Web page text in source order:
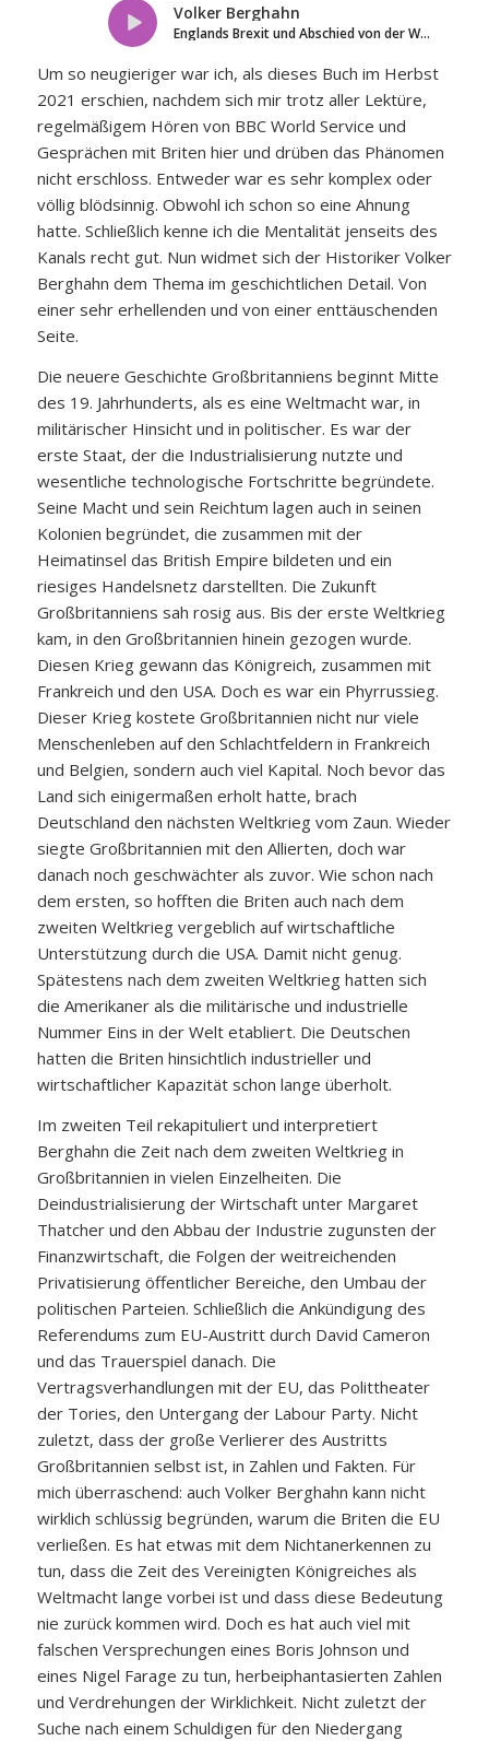
Volker Berghahn
Englands Brexit und Abschied von der Welt
Um so neugieriger war ich, als dieses Buch im Herbst
2021 erschien, nachdem sich mir trotz aller Lektüre,
regelmäßigem Hören von BBC World Service und
Gesprächen mit Briten hier und drüben das Phänomen
nicht erschloss. Entweder war es sehr komplex oder
völlig blödsinnig. Obwohl ich schon so eine Ahnung
hatte. Schließlich kenne ich die Mentalität jenseits des
Kanals recht gut. Nun widmet sich der Historiker Volker
Berghahn dem Thema im geschichtlichen Detail. Von
einer sehr erhellenden und von einer enttäuschenden
Seite.
Die neuere Geschichte Großbritanniens beginnt Mitte
des 19. Jahrhunderts, als es eine Weltmacht war, in
militärischer Hinsicht und in politischer. Es war der
erste Staat, der die Industrialisierung nutzte und
wesentliche technologische Fortschritte begründete.
Seine Macht und sein Reichtum lagen auch in seinen
Kolonien begründet, die zusammen mit der
Heimatinsel das British Empire bildeten und ein
riesiges Handelsnetz darstellten. Die Zukunft
Großbritanniens sah rosig aus. Bis der erste Weltkrieg
kam, in den Großbritannien hinein gezogen wurde.
Diesen Krieg gewann das Königreich, zusammen mit
Frankreich und den USA. Doch es war ein Phyrrussieg.
Dieser Krieg kostete Großbritannien nicht nur viele
Menschenleben auf den Schlachtfeldern in Frankreich
und Belgien, sondern auch viel Kapital. Noch bevor das
Land sich einigermaßen erholt hatte, brach
Deutschland den nächsten Weltkrieg vom Zaun. Wieder
siegte Großbritannien mit den Allierten, doch war
danach noch geschwächter als zuvor. Wie schon nach
dem ersten, so hofften die Briten auch nach dem
zweiten Weltkrieg vergeblich auf wirtschaftliche
Unterstützung durch die USA. Damit nicht genug.
Spätestens nach dem zweiten Weltkrieg hatten sich
die Amerikaner als die militärische und industrielle
Nummer Eins in der Welt etabliert. Die Deutschen
hatten die Briten hinsichtlich industrieller und
wirtschaftlicher Kapazität schon lange überholt.
Im zweiten Teil rekapituliert und interpretiert
Berghahn die Zeit nach dem zweiten Weltkrieg in
Großbritannien in vielen Einzelheiten. Die
Deindustrialisierung der Wirtschaft unter Margaret
Thatcher und den Abbau der Industrie zugunsten der
Finanzwirtschaft, die Folgen der weitreichenden
Privatisierung öffentlicher Bereiche, den Umbau der
politischen Parteien. Schließlich die Ankündigung des
Referendums zum EU-Austritt durch David Cameron
und das Trauerspiel danach. Die
Vertragsverhandlungen mit der EU, das Polittheater
der Tories, den Untergang der Labour Party. Nicht
zuletzt, dass der große Verlierer des Austritts
Großbritannien selbst ist, in Zahlen und Fakten. Für
mich überraschend: auch Volker Berghahn kann nicht
wirklich schlüssig begründen, warum die Briten die EU
verließen. Es hat etwas mit dem Nichtanerkennen zu
tun, dass die Zeit des Vereinigten Königreiches als
Weltmacht lange vorbei ist und dass diese Bedeutung
nie zurück kommen wird. Doch es hat auch viel mit
falschen Versprechungen eines Boris Johnson und
eines Nigel Farage zu tun, herbeiphantasierten Zahlen
und Verdrehungen der Wirklichkeit. Nicht zuletzt der
Suche nach einem Schuldigen für den Niedergang